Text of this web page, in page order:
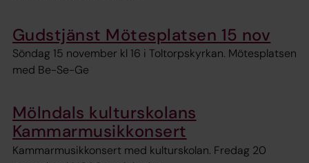
Gudstjänst Mötesplatsen 15 nov
Söndag 15 november kl 16 i Toltorpskyrkan. Mötesplatsen
med Be-Se-Ge
Mölndals kulturskolans
Kammarmusikkonsert
Kammarmusikkonsert med kulturskolan. Fredag 20